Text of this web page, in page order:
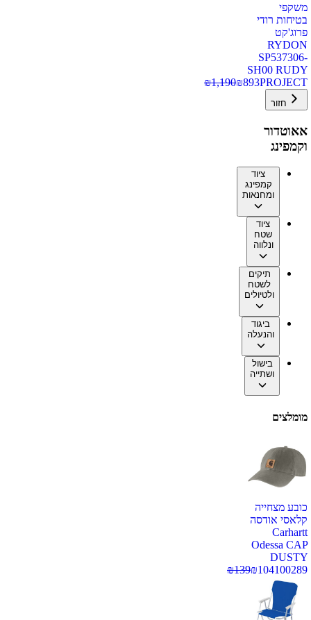
משקפי
בטיחות רודי
פרוג'קט
RYDON
SP537306-
SH00 RUDY
PROJECT
₪893
₪1,190
חזור
אאוטדור
וקמפינג
ציוד
קמפינג
ומחנאות
ציוד
שטח
ונלווה
תיקים
לשטח
ולטיולים
ביגוד
והנעלה
בישול
ושתייה
מומלצים
כובע מצחייה
קלאסי אודסה
Carhartt
Odessa CAP
DUSTY
100289
₪104
₪139